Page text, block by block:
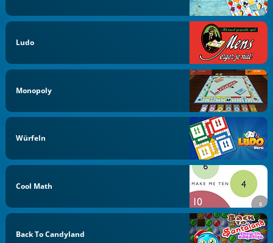
Ludo
Monopoly
Würfeln
Cool Math
Back To Candyland